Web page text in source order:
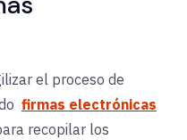
el proceso de
firmas electrónicas
recopilar los